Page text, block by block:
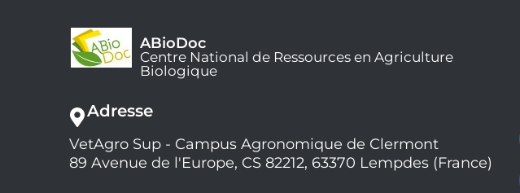
ABioDoc
Centre National de Ressources en Agriculture
Biologique
Adresse
VetAgro Sup - Campus Agronomique de Clermont
89 Avenue de l'Europe, CS 82212, 63370 Lempdes (France)